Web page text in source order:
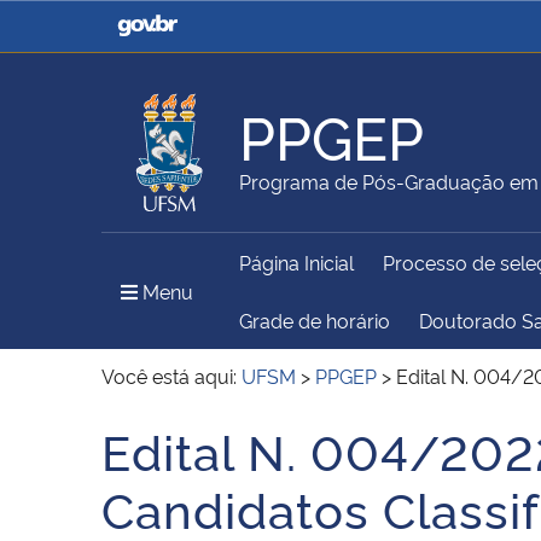
Casa Civil
Ministério da Justiça e
Ministério da Agricultura,
Pecuária e Abastecimento
Ministério da Educação
Ministério do Meio Ambiente
Institucional
PPGEP
Programa de Pós-Graduação
Menu
Página Inicial Processo de
Grade de horário Doutorado
Você está aqui: UFSM > PPGEP > Edital N. 004/
Início do conteúdo
Edital N. 004/
Candidatos